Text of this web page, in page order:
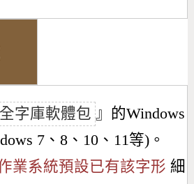
全字庫軟體包 』的Windows
7、8、10、11等)。
業系統預設已有該字形 細